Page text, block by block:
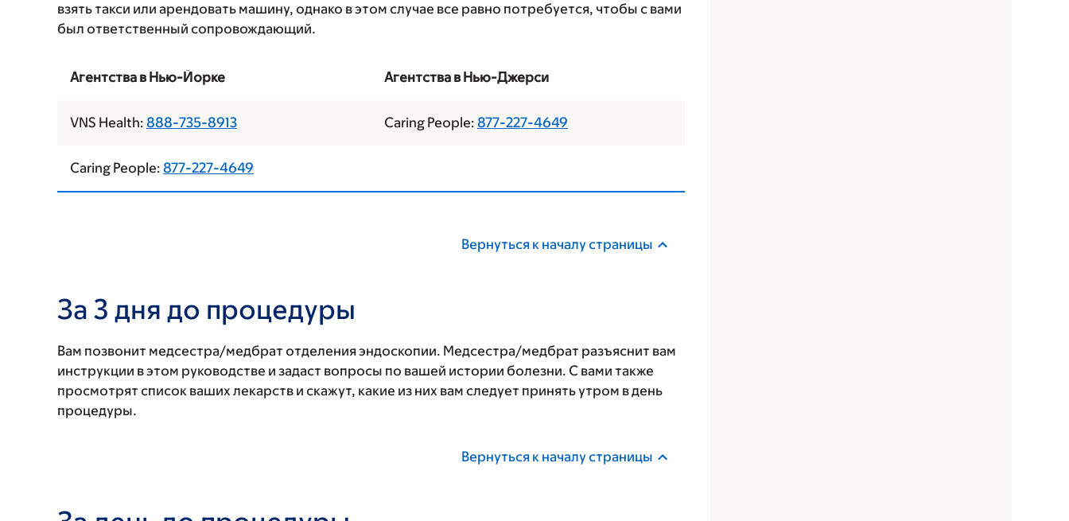
взять такси или арендовать машину, однако в этом случае все равно потребуется, чтобы с вами
был ответственный сопровождающий.
Агентства в Нью-Йорке Агентства в Нью-Джерси
VNS Health: 888-735-8913 Caring People: 877-227-4649
Caring People: 877-227-4649
Вернуться к началу страницы
За 3 дня до процедуры
Вам позвонит медсестра/медбрат отделения эндоскопии. Медсестра/медбрат разъяснит вам
инструкции в этом руководстве и задаст вопросы по вашей истории болезни. С вами также
просмотрят список ваших лекарств и скажут, какие из них вам следует принять утром в день
процедуры.
Вернуться к началу страницы